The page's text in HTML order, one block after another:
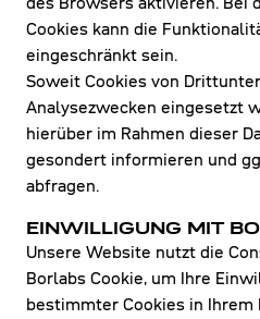
Cookies kann die
eingeschränkt sein.
Soweit Cookies von
Analysezwecken eingesetzt
hierüber im Rahmen dieser
gesondert informieren und
abfragen.
EINWILLIGUNG MIT
Unsere Website nutzt die
Borlabs Cookie, um Ihre
bestimmter Cookies in Ihrem